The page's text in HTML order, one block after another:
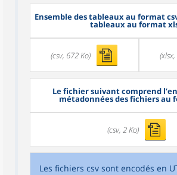
Ensemble des tableaux au format
tableaux au format
(csv, 672 Ko)
Le fichier suivant comprend
métadonnées des fichiers au
(csv, 2 Ko)
Les fichiers csv sont encodés en